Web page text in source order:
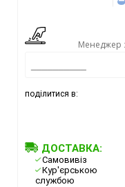
Менеджер
поділитися в:
ДОСТАВКА:
Самовивіз
Кур'єрською
службою